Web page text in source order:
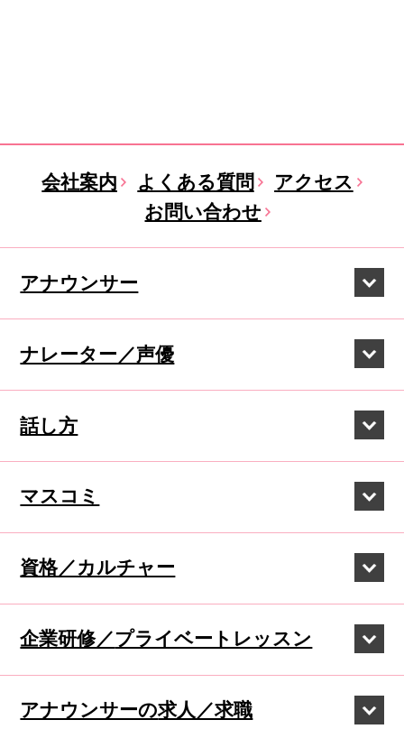
会社案内 よくある質問
アクセス
お問い合わせ
アナウンサー
ナレーター／声優
話し方
マスコミ
資格／カルチャー
企業研修／プライベートレッスン
アナウンサーの求人／求職